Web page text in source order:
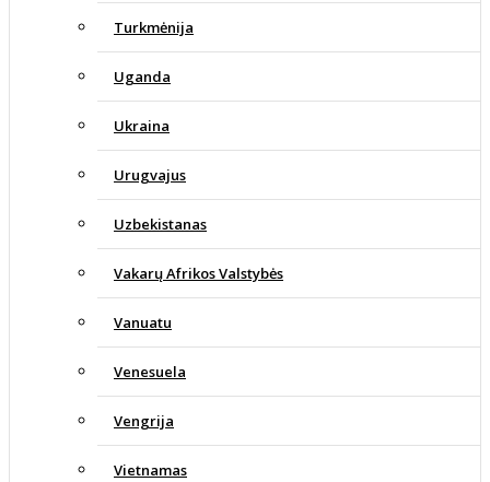
Turkmėnija
Uganda
Ukraina
Urugvajus
Uzbekistanas
Vakarų Afrikos Valstybės
Vanuatu
Venesuela
Vengrija
Vietnamas